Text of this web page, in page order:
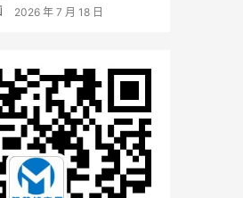
2026 年 7 月 18 日